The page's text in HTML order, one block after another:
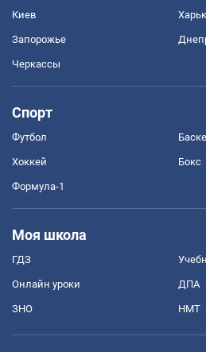
Киев
Запорожье
Черкассы
Спорт
Футбол
Хоккей Бокс
Формула-1
Моя школа
ГДЗ
Онлайн уроки ДПА
ЗНО НМТ